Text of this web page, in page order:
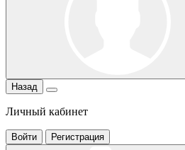
Назад
Личный кабинет
Войти Регистрация